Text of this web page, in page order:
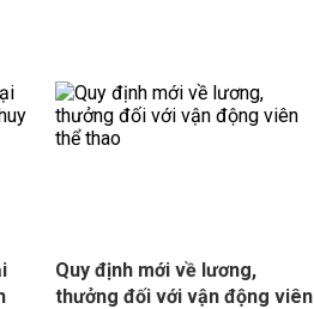
Quy định mới về lương,
thưởng đối với vận động viên